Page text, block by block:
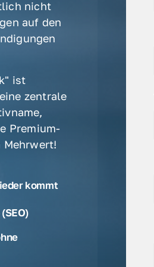
nicht
auf den
ist
zentrale
Premium-
kommt